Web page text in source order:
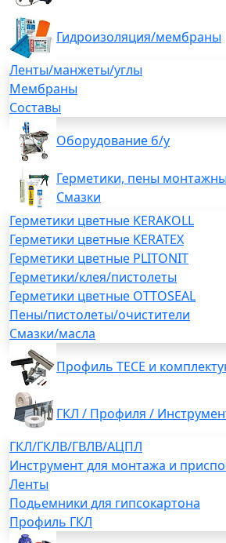
Гидроизоляция/мембраны
Ленты/манжеты/углы
Мембраны
Составы
Оборудование б/у
Герметики, пены
Смазки
Герметики цветные KERAKOLL
Герметики цветные KERATEX
Герметики цветные PLITONIT
Герметики/клея/пистолеты
Герметики цветные OTTOSEAL
Пены/пистолеты/очистители
Смазки/масла
Профиль TECE и
ГКЛ / Профиля /
ГКЛ/ГКЛВ/ГВЛВ/АЦПЛ
Инструмент для монтажа и
Ленты
Подьемники для гипсокартона
Профиль ГКЛ